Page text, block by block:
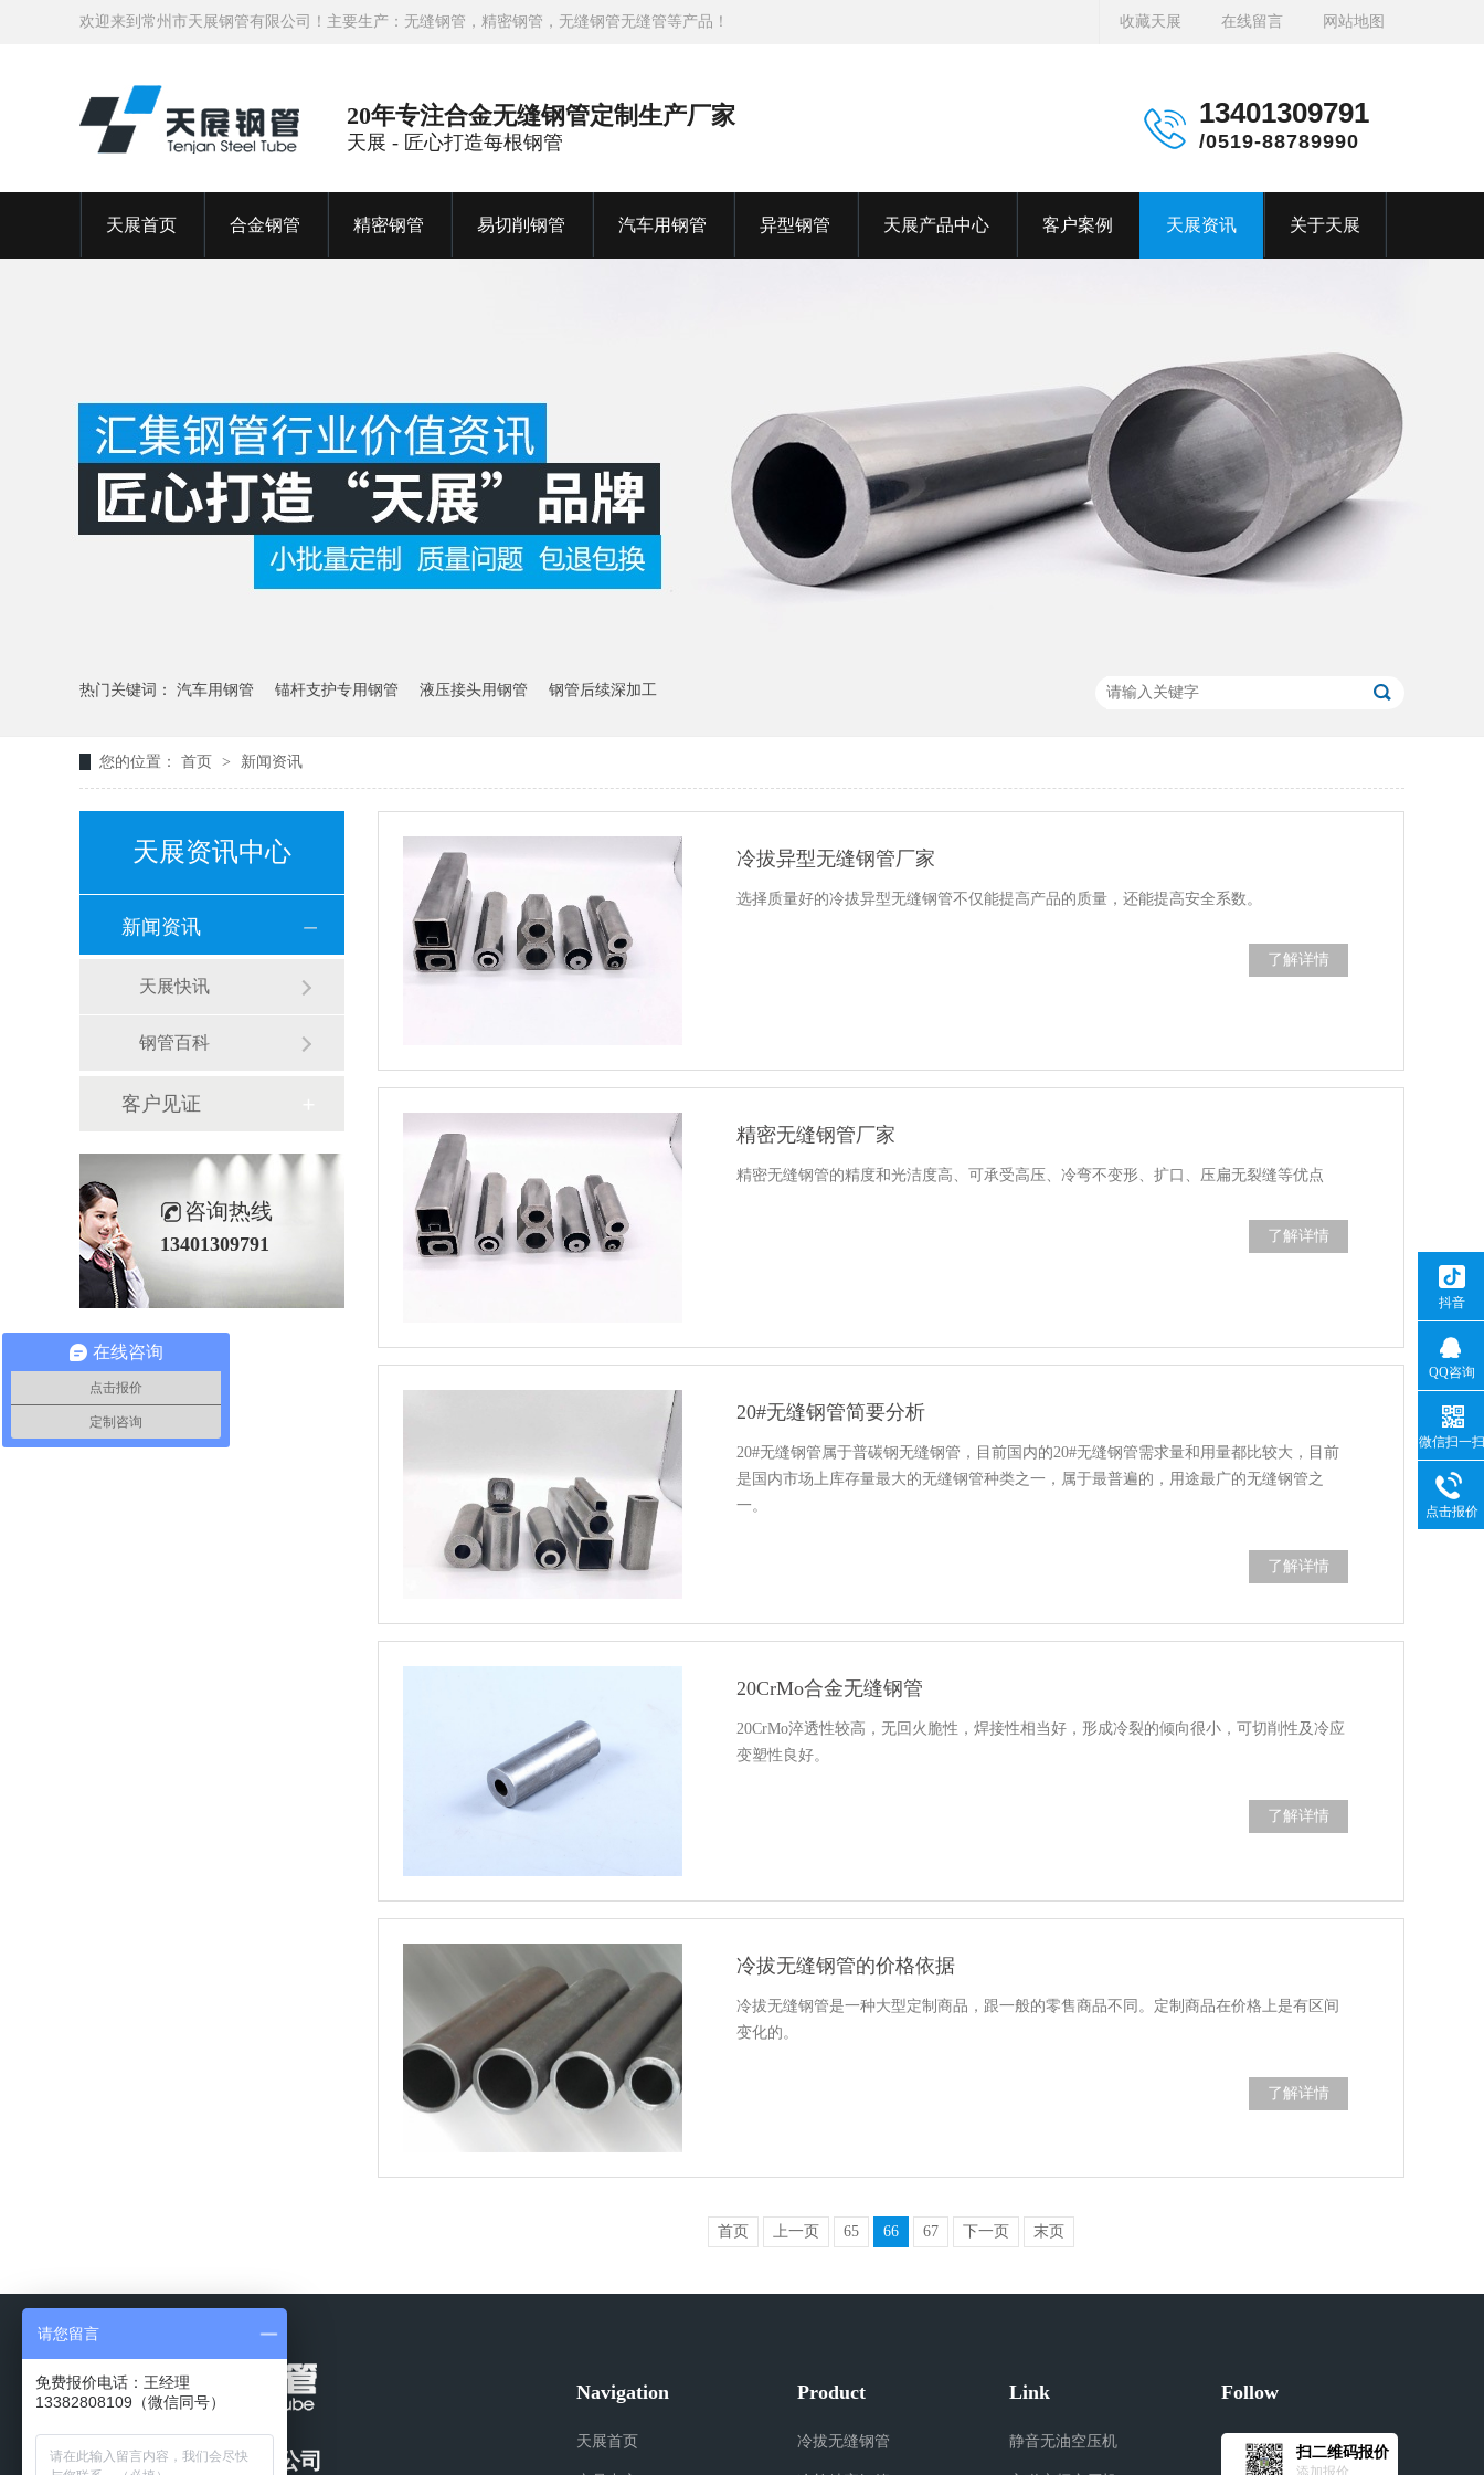
收藏天展 在线留言 网站地图
欢迎来到常州市天展钢管有限公司！主要生产：无缝钢管，精密钢管，无缝钢管无缝管等产品！
20年专注合金无缝钢管定制生产厂家
天展 - 匠心打造每根钢管
13401309791
/0519-88789990
天展首页 合金钢管 精密钢管 易切削钢管 汽车用钢管 异型钢管 天展产品中心 客户案例 天展资讯 关于天展
热门关键词： 汽车用钢管 锚杆支护专用钢管 液压接头用钢管 钢管后续深加工
您的位置： 首页 > 新闻资讯
天展资讯中心
新闻资讯
天展快讯
钢管百科
客户见证
咨询热线
13401309791
冷拔异型无缝钢管厂家
选择质量好的冷拔异型无缝钢管不仅能提高产品的质量，还能提高安全系数。
了解详情
精密无缝钢管厂家
精密无缝钢管的精度和光洁度高、可承受高压、冷弯不变形、扩口、压扁无裂缝等优点
了解详情
20#无缝钢管简要分析
20#无缝钢管属于普碳钢无缝钢管，目前国内的20#无缝钢管需求量和用量都比较大，目前
是国内市场上库存量最大的无缝钢管种类之一，属于最普遍的，用途最广的无缝钢管之
一。
了解详情
20CrMo合金无缝钢管
20CrMo淬透性较高，无回火脆性，焊接性相当好，形成冷裂的倾向很小，可切削性及冷应
变塑性良好。
了解详情
冷拔无缝钢管的价格依据
冷拔无缝钢管是一种大型定制商品，跟一般的零售商品不同。定制商品在价格上是有区间
变化的。
了解详情
首页 上一页 65 66 67 下一页 末页
常州市天展钢管有限公司
Navigation
天展首页
Product
冷拔无缝钢管
Link
静音无油空压机
Follow
扫二维码报价
添加报价
抖音
QQ咨询
微信扫一扫
点击报价
在线咨询
点击报价
定制咨询
请您留言
免费报价电话：王经理
13382808109（微信同号）